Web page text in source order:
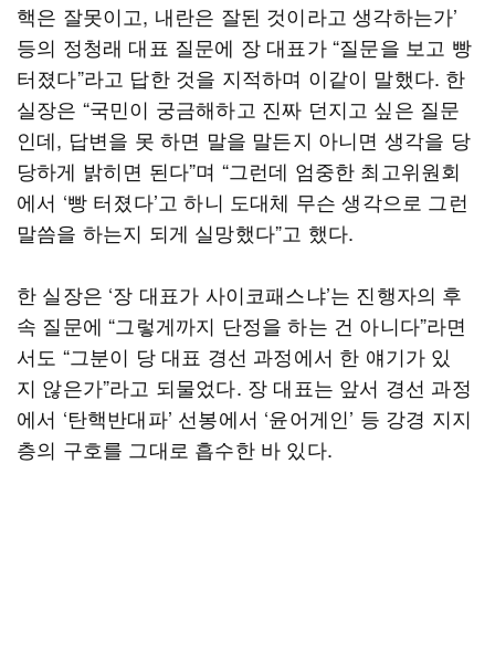
핵은 잘못이고, 내란은 잘된 것이라고 생각하는가’
등의 정청래 대표 질문에 장 대표가 “질문을 보고 빵
터졌다”라고 답한 것을 지적하며 이같이 말했다. 한
실장은 “국민이 궁금해하고 진짜 던지고 싶은 질문
인데, 답변을 못 하면 말을 말든지 아니면 생각을 당
당하게 밝히면 된다”며 “그런데 엄중한 최고위원회
에서 ‘빵 터졌다’고 하니 도대체 무슨 생각으로 그런
말씀을 하는지 되게 실망했다”고 했다.
한 실장은 ‘장 대표가 사이코패스냐’는 진행자의 후
속 질문에 “그렇게까지 단정을 하는 건 아니다”라면
서도 “그분이 당 대표 경선 과정에서 한 얘기가 있
지 않은가”라고 되물었다. 장 대표는 앞서 경선 과정
에서 ‘탄핵반대파’ 선봉에서 ‘윤어게인’ 등 강경 지지
층의 구호를 그대로 흡수한 바 있다.